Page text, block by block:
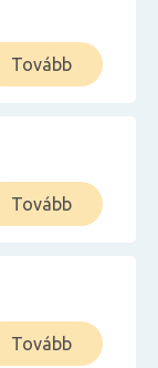
Tovább
Tovább
Tovább